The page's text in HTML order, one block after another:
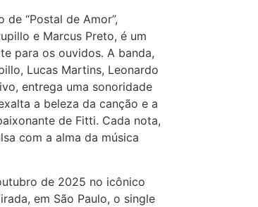
de “Postal de Amor”,
e Marcus Preto, é um
para os ouvidos. A banda,
Lucas Martins, Leonardo
entrega uma sonoridade
a beleza da canção e a
de Fitti. Cada nota,
com a alma da música
de 2025 no icônico
em São Paulo, o single